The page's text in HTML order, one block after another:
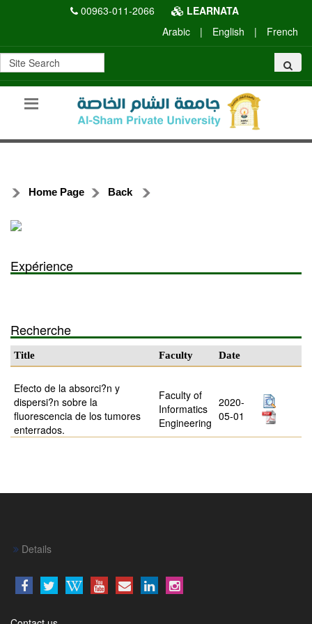
00963-011-2066
LEARNATA
Arabic
| English | French
Home Page Back
Expérience
Recherche
Title Faculty Date
Efecto de la absorci?n y
dispersi?n sobre la
fluorescencia de los tumores
enterrados.
Faculty of
Informatics
Engineering
2020-
05-01
Details